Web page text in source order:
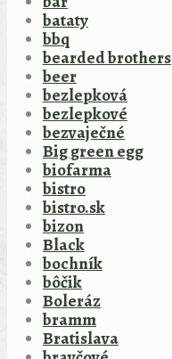
bataty
bbq
bearded brothers
beer
bezlepková
bezlepkové
bezvaječné
Big green egg
biofarma
bistro
bistro.sk
bizon
Black
bochník
bôčik
Boleráz
bramm
Bratislava